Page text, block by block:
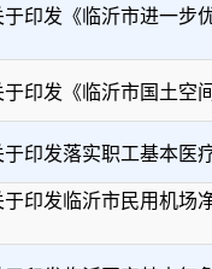
印发《临沂市进一步
印发《临沂市国土空
印发落实职工基本医
印发临沂市民用机场